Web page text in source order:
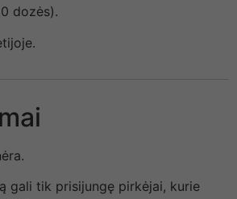
dozės).
gali tik prisijungę pirkėjai, kurie